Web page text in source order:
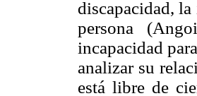
discapacidad,
persona
incapacidad
analizar su
está libre de